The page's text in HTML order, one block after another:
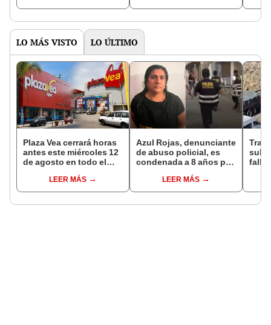
LO MÁS VISTO LO ÚLTIMO
Plaza Vea cerrará horas
antes este miércoles 12
de agosto en todo el
hasta las 7 p.m.
LEER MÁS
Azul Rojas, denunciante
de abuso policial, es
condenada a 8 años por
en TrujilloLEER MÁS
sube